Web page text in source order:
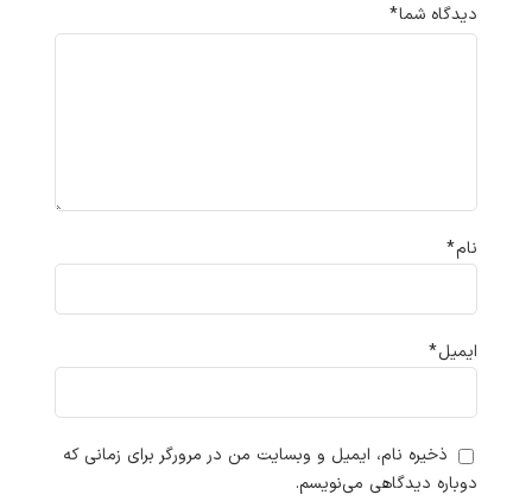
دیدگاه شما*
نام*
ایمیل*
ذخیره نام، ایمیل و وبسایت من در مرورگر برای زمانی که
دوباره دیدگاهی می‌نویسم.